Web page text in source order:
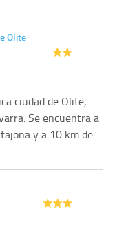
Olite
ciudad de Olite,
Se encuentra a
y a 10 km de